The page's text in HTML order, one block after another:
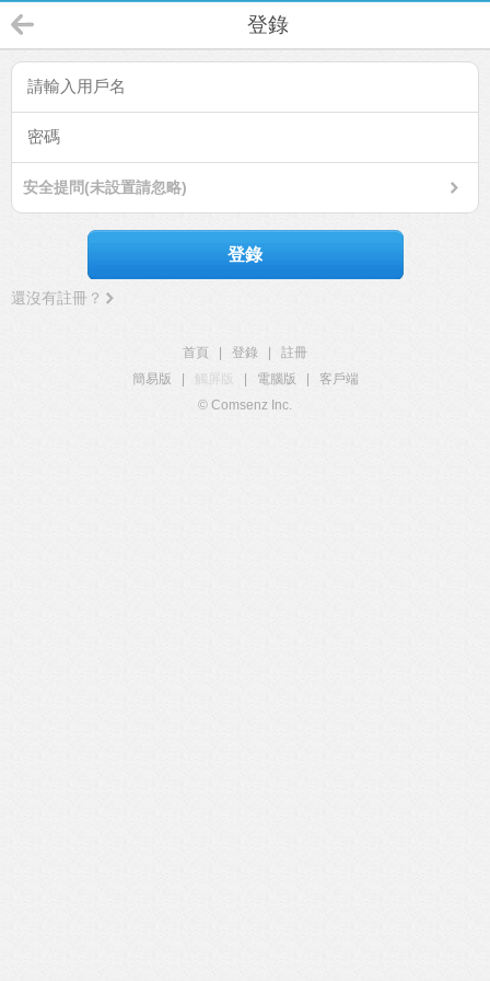
登錄
安全提問(未設置請忽略)
登錄
還沒有註冊？
首頁 登錄
註冊
簡易版
觸屏版 電腦版
客戶端
© Comsenz Inc.